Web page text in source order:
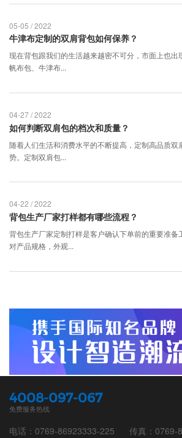
牛津布定制的双肩背包如何保养？
现在背包跟我们的生活越来越密不可分，市面上也出
帆布包、牛津布...
05-05 / 2022
如何判断双肩包的档次和质量？
随着人们生活和消费水平的不断提高，定制高品质双
势。定制双肩包...
04-27 / 2022
背包生产厂家打样都有哪些流程？
背包生产厂家定制打样是客户确认下单前的重要准备
对产品规格，外观...
04-22 / 2022
电话：0769-86923333-225
传真：0769-
4008-097-067
免费服务热线